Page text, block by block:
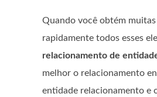
Quando você obtém
rapidamente todos esses
relacionamento de
melhor o relacionamento
entidade relacionamento e